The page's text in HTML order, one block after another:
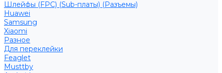
Шлейфы (FPC) (Sub-платы) (Разъемы)
Huawei
Samsung
Xiaomi
Разное
Для переклейки
Feaglet
Musttby